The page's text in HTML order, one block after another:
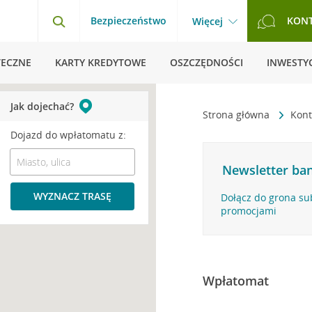
Bezpieczeństwo Więcej
KARTY KREDYTOWE OSZCZĘDNOŚCI
Strona główna
Newsletter
Dołącz do grona
promocjami
Wpłatomat
Jak dojechać?
Dojazd do wpłatomatu z:
WYZNACZ TRASĘ